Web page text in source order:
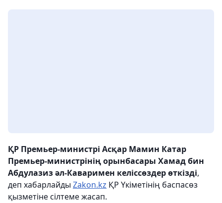
ҚР Премьер-министрі Асқар Мамин Катар
Премьер-министрінің орынбасары Хамад бин
Абдулазиз әл-Каваримен келіссөздер өткізді,
деп хабарлайды Zakon.kz ҚР Үкіметінің баспасөз
қызметіне сілтеме жасап.